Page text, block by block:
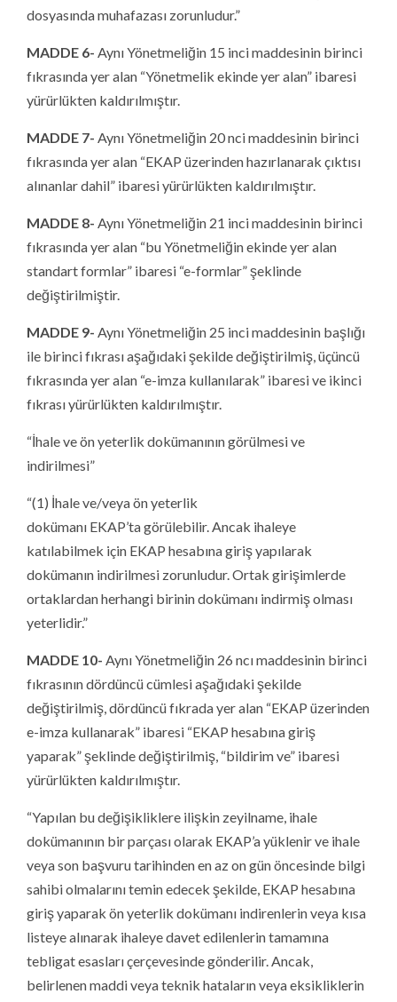
dosyasında muhafazası zorunludur.”
MADDE 6- Aynı Yönetmeliğin 15 inci maddesinin birinci
fıkrasında yer alan “Yönetmelik ekinde yer alan” ibaresi
yürürlükten kaldırılmıştır.
MADDE 7- Aynı Yönetmeliğin 20 nci maddesinin birinci
fıkrasında yer alan “EKAP üzerinden hazırlanarak çıktısı
alınanlar dahil” ibaresi yürürlükten kaldırılmıştır.
MADDE 8- Aynı Yönetmeliğin 21 inci maddesinin birinci
fıkrasında yer alan “bu Yönetmeliğin ekinde yer alan
standart formlar” ibaresi “e-formlar” şeklinde
değiştirilmiştir.
MADDE 9- Aynı Yönetmeliğin 25 inci maddesinin başlığı
ile birinci fıkrası aşağıdaki şekilde değiştirilmiş, üçüncü
fıkrasında yer alan “e-imza kullanılarak” ibaresi ve ikinci
fıkrası yürürlükten kaldırılmıştır.
“İhale ve ön yeterlik dokümanının görülmesi ve
indirilmesi”
“(1) İhale ve/veya ön yeterlik
dokümanı EKAP’ta görülebilir. Ancak ihaleye
katılabilmek için EKAP hesabına giriş yapılarak
dokümanın indirilmesi zorunludur. Ortak girişimlerde
ortaklardan herhangi birinin dokümanı indirmiş olması
yeterlidir.”
MADDE 10- Aynı Yönetmeliğin 26 ncı maddesinin birinci
fıkrasının dördüncü cümlesi aşağıdaki şekilde
değiştirilmiş, dördüncü fıkrada yer alan “EKAP üzerinden
e-imza kullanarak” ibaresi “EKAP hesabına giriş
yaparak” şeklinde değiştirilmiş, “bildirim ve” ibaresi
yürürlükten kaldırılmıştır.
“Yapılan bu değişikliklere ilişkin zeyilname, ihale
dokümanının bir parçası olarak EKAP’a yüklenir ve ihale
veya son başvuru tarihinden en az on gün öncesinde bilgi
sahibi olmalarını temin edecek şekilde, EKAP hesabına
giriş yaparak ön yeterlik dokümanı indirenlerin veya kısa
listeye alınarak ihaleye davet edilenlerin tamamına
tebligat esasları çerçevesinde gönderilir. Ancak,
belirlenen maddi veya teknik hataların veya eksikliklerin